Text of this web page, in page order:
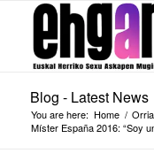
Blog - Latest News
You are here: Home /
Míster España 2016: “Soy